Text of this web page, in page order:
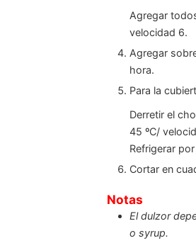
Agregar
velocidad 6.
Agregar
hora.
Para la
Derretir el
45 ºC/
Refrigerar
Cortar en
Notas
El dulzor
o syrup.